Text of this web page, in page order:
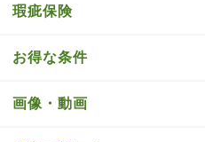
瑕疵保険
お得な条件
画像・動画